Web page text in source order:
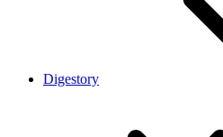
Digestory